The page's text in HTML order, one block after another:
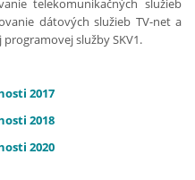
telekomunikačných služieb
dátových služieb TV-net a
služby SKV1.
2017
2018
2020